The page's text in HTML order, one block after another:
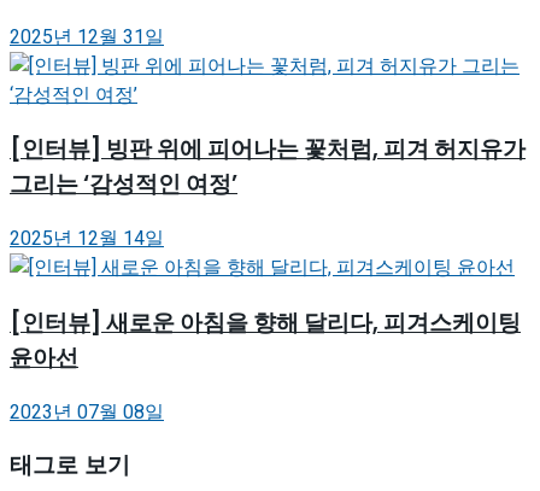
2025년 12월 31일
[인터뷰] 빙판 위에 피어나는 꽃처럼, 피겨 허지유가
그리는 ‘감성적인 여정’
2025년 12월 14일
[인터뷰] 새로운 아침을 향해 달리다, 피겨스케이팅
윤아선
2023년 07월 08일
태그로 보기